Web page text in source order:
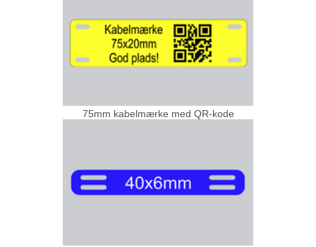
75mm kabelmærke med QR-kode